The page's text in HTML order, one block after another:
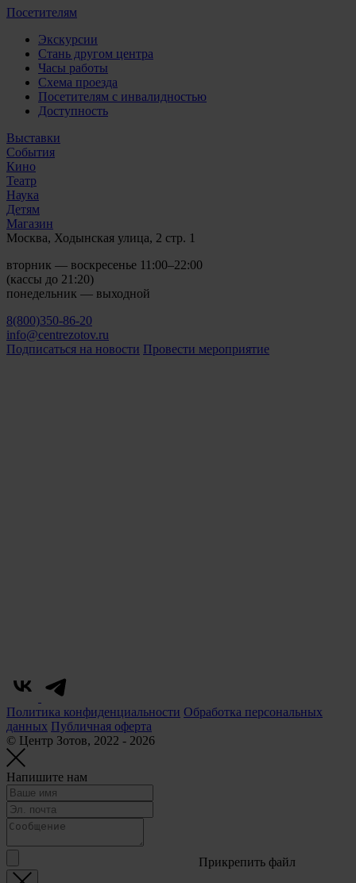
Посетителям
Экскурсии
Стань другом центра
Часы работы
Схема проезда
Посетителям с инвалидностью
Доступность
Выставки
События
Кино
Театр
Наука
Детям
Магазин
Москва, Ходынская улица, 2 стр. 1
вторник — воскресенье 11:00–22:00
(кассы до 21:20)
понедельник — выходной
8(800)350-86-20
info@centrezotov.ru
Подписаться на новости Провести мероприятие
Политика конфиденциальности Обработка персональных
данных Публичная оферта
© Центр Зотов, 2022 - 2026
Напишите нам
Прикрепить файл